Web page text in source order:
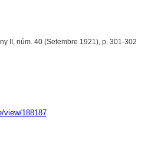
II, núm. 40 (Setembre 1921), p. 301-302
view/188187